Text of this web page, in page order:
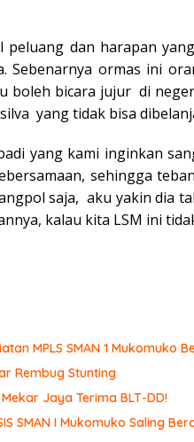
peluang dan harapan
Sebenarnya ormas ini
boleh bicara jujur di
yang tidak bisa
yang kami inginkan
sehingga
saja, aku yakin dia
kalau kita LSM ini
MPLS SMAN 1 Mukomuko
Rembug Stunting
Jaya Terima BLT-DD!
SMAN I Mukomuko Saling